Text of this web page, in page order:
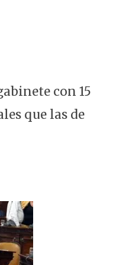
con 15
que las de